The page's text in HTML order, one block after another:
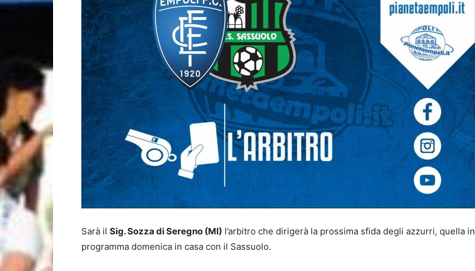
Sarà il Sig. Sozza di Seregno (MI) l’arbitro che dirigerà la prossima sfida degli azzurri, quella in
programma domenica in casa con il Sassuolo.